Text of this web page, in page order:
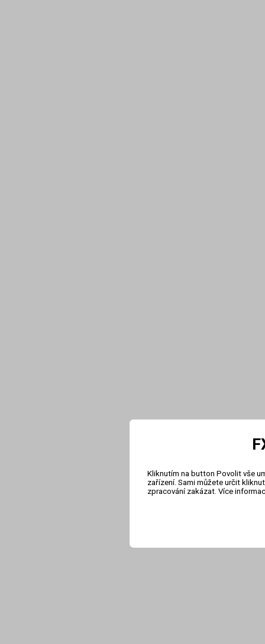
Kliknutím na button Povolit vše
zařízení. Sami můžete určit
zpracování zakázat. Více